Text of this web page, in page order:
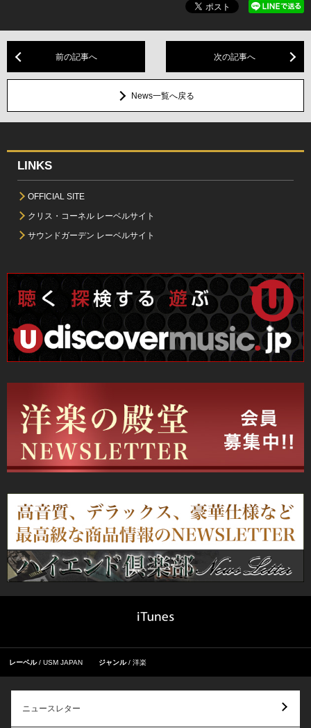
前の記事へ 次の記事へ
News一覧へ戻る
LINKS
OFFICIAL SITE
クリス・コーネル レーベルサイト
サウンドガーデン レーベルサイト
レーベル USM JAPAN ジャンル 洋楽
ニュースレター